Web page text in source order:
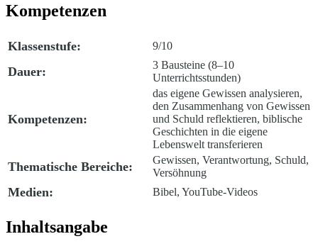
Kompetenzen
Klassenstufe: 9/10
Dauer:
3 Bausteine (8–10
Unterrichtsstunden)
Kompetenzen:
das eigene Gewissen analysieren,
den Zusammenhang von Gewissen
und Schuld reflektieren, biblische
Geschichten in die eigene
Lebenswelt transferieren
Thematische Bereiche:
Gewissen, Verantwortung, Schuld,
Versöhnung
Medien: Bibel, YouTube-Videos
Inhaltsangabe